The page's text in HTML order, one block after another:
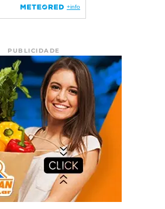
PUBLICIDADE